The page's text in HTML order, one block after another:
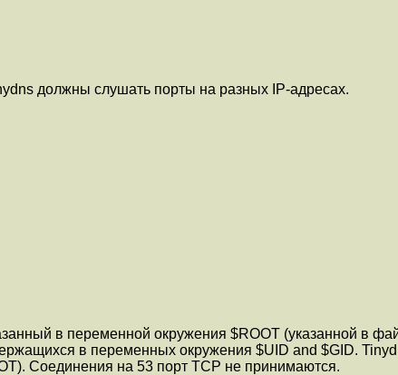
должны слушать порты на разных IP-адресах.
в переменной окружения $ROOT (указанной в
в переменных окружения $UID and $GID.
Соединения на 53 порт TCP не принимаются.